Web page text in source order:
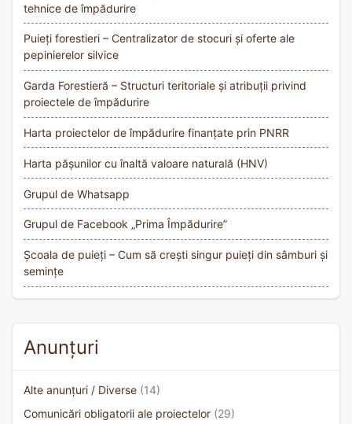
tehnice de împădurire
Puieți forestieri – Centralizator de stocuri și oferte ale
pepinierelor silvice
Garda Forestieră – Structuri teritoriale și atribuții privind
proiectele de împădurire
Harta proiectelor de împădurire finanțate prin PNRR
Harta pășunilor cu înaltă valoare naturală (HNV)
Grupul de Whatsapp
Grupul de Facebook „Prima Împădurire”
Școala de puieți – Cum să crești singur puieți din sâmburi și
semințe
Anunțuri
Alte anunțuri / Diverse (14)
Comunicări obligatorii ale proiectelor (29)